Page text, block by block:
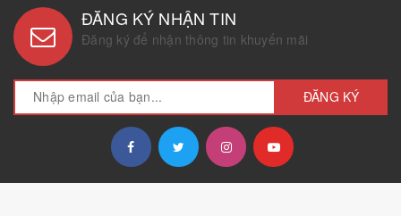
ĐĂNG KÝ NHẬN TIN
Đăng ký để nhận thông tin khuyến mãi
ĐĂNG KÝ